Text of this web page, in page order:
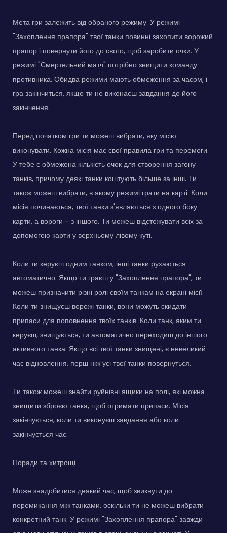
Мета гри залежить від обраного режиму. У режимі
"Захоплення прапора" твої танки повинні захопити ворожий
прапор і повернути його до свого, щоб заробити очки. У
режимі "Смертельний матч" потрібно знищити команду
противника. Обидва режими мають обмеження за часом, і
гра закінчиться, якщо ти не виконаєш завдання до його
закінчення.
Перед початком гри ти можеш вибрати, яку місію
виконувати. Кожна місія має свої правила гри та перемоги.
У тебе є обмежена кількість очок для створення загону
танків, причому деякі танки коштують більше за інші. Ти
також можеш вибрати, в якому режимі грати на карті. Коли
місія починається, твої танки з'являються з одного боку
карти, а вороги - з іншого. Ти можеш відстежувати всіх за
допомогою карти у верхньому лівому куті.
Коли ти керуєш одним танком, інші танки рухаються
автоматично. Якщо ти граєш у "Захоплення прапора", ти
можеш призначити різні ролі своїм танкам на екрані місії.
Коли ти знищуєш ворожі танки, вони можуть скидати
припаси для поповнення твоїх танків. Коли танк, яким ти
керуєш, знищується, ти автоматично переходиш до іншого
активного танка. Якщо всі твої танки знищені, є невеликий
час відновлення, перш ніж усі твої танки повернуться.
Ти також можеш знайти руйнівні ящики на полі, які можна
знищити зброєю танка, щоб отримати припаси. Місія
закінчується, коли ти виконуєш завдання або коли
закінчується час.
Поради та хитрощі
Може знадобитися деякий час, щоб звикнути до
перемикання між танками, оскільки ти не можеш вибрати
конкретний танк. У режимі "Захоплення прапора" завжди